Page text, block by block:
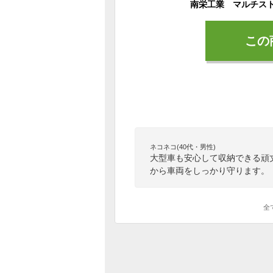
こ
ネコネコ(40代・男性)
大型車も安心して収納できる
から車両をしっかり守ります。
全